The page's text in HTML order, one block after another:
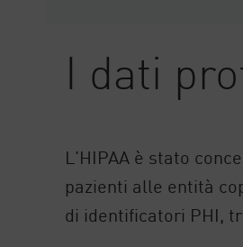
I dati
L'HIPAA è stato
pazienti alle entità
di identificatori PHI,